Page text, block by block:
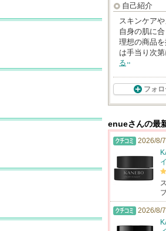
自己紹介
スキンケア
自身の肌に
理想の商品
は手当り次
る
フォロ
enueさんの最
2026/8/
2026/8/